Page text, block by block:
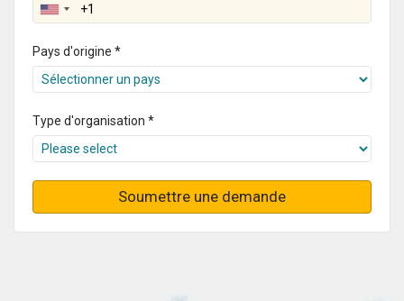
Pays d'origine *
Type d'organisation *
Soumettre une demande